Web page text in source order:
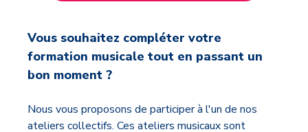
Vous souhaitez compléter votre
formation musicale tout en passant un
bon moment ?
Nous vous proposons de participer à l'un de nos
ateliers collectifs. Ces ateliers musicaux sont